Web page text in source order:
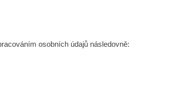
osobních údajů následovně: